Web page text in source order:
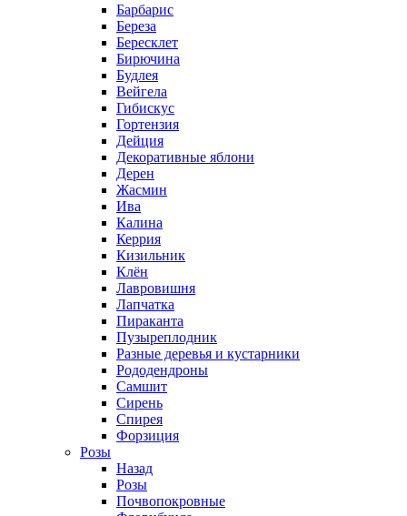
Барбарис
Береза
Бересклет
Бирючина
Будлея
Вейгела
Гибискус
Гортензия
Дейция
Декоративные яблони
Дерен
Жасмин
Ива
Калина
Керрия
Кизильник
Клён
Лавровишня
Лапчатка
Пираканта
Пузыреплодник
Разные деревья и кустарники
Рододендроны
Самшит
Сирень
Спирея
Форзиция
Розы
Назад
Розы
Почвопокровные